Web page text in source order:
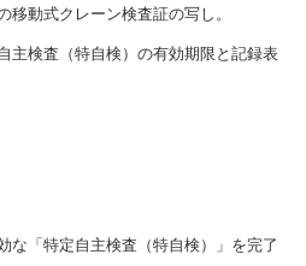
移動式クレーン検査証の写し。
主検査（特自検）の有効期限と記録表
な「特定自主検査（特自検）」を完了